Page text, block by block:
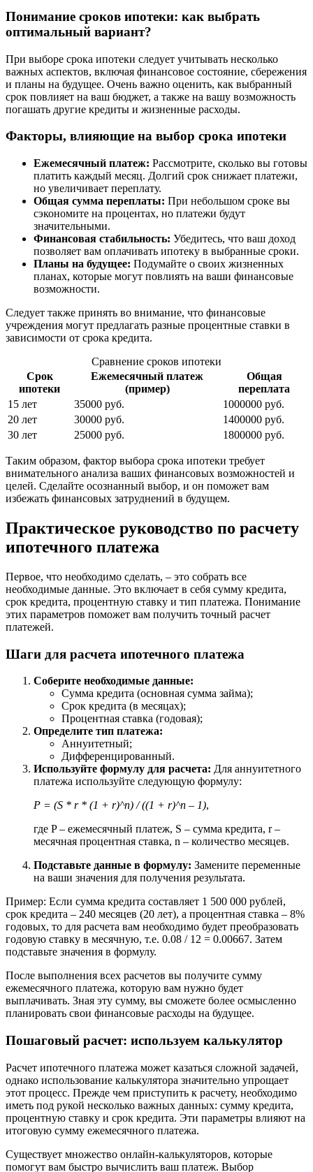
Понимание сроков ипотеки: как выбрать
оптимальный вариант?
При выборе срока ипотеки следует учитывать несколько
важных аспектов, включая финансовое состояние, сбережения
и планы на будущее. Очень важно оценить, как выбранный
срок повлияет на ваш бюджет, а также на вашу возможность
погашать другие кредиты и жизненные расходы.
Факторы, влияющие на выбор срока ипотеки
Ежемесячный платеж: Рассмотрите, сколько вы готовы
платить каждый месяц. Долгий срок снижает платежи,
но увеличивает переплату.
Общая сумма переплаты: При небольшом сроке вы
сэкономите на процентах, но платежи будут
значительными.
Финансовая стабильность: Убедитесь, что ваш доход
позволяет вам оплачивать ипотеку в выбранные сроки.
Планы на будущее: Подумайте о своих жизненных
планах, которые могут повлиять на ваши финансовые
возможности.
Следует также принять во внимание, что финансовые
учреждения могут предлагать разные процентные ставки в
зависимости от срока кредита.
Сравнение сроков ипотеки
Срок
ипотеки
Ежемесячный платеж
(пример)
Общая
переплата
15 лет
35000 руб.
1000000 руб.
20 лет
30000 руб.
1400000 руб.
30 лет
25000 руб. 1800000 руб.
Таким образом, фактор выбора срока ипотеки требует
внимательного анализа ваших финансовых возможностей и
целей. Сделайте осознанный выбор, и он поможет вам
избежать финансовых затруднений в будущем.
Практическое руководство по расчету
ипотечного платежа
Первое, что необходимо сделать, – это собрать все
необходимые данные. Это включает в себя сумму кредита,
срок кредита, процентную ставку и тип платежа. Понимание
этих параметров поможет вам получить точный расчет
платежей.
Шаги для расчета ипотечного платежа
Соберите необходимые данные:
Сумма кредита (основная сумма займа);
Срок кредита (в месяцах);
Процентная ставка (годовая);
Определите тип платежа:
Аннуитетный;
Дифференцированный.
Используйте формулу для расчета: Для аннуитетного
платежа используйте следующую формулу:
P = (S * r * (1 + r)^n) / ((1 + r)^n – 1),
где P – ежемесячный платеж, S – сумма кредита, r –
месячная процентная ставка, n – количество месяцев.
Подставьте данные в формулу: Замените переменные
на ваши значения для получения результата.
Пример: Если сумма кредита составляет 1 500 000 рублей,
срок кредита – 240 месяцев (20 лет), а процентная ставка – 8%
годовых, то для расчета вам необходимо будет преобразовать
годовую ставку в месячную, т.е. 0.08 / 12 = 0.00667. Затем
подставьте значения в формулу.
После выполнения всех расчетов вы получите сумму
ежемесячного платежа, которую вам нужно будет
выплачивать. Зная эту сумму, вы сможете более осмысленно
планировать свои финансовые расходы на будущее.
Пошаговый расчет: используем калькулятор
Расчет ипотечного платежа может казаться сложной задачей,
однако использование калькулятора значительно упрощает
этот процесс. Прежде чем приступить к расчету, необходимо
иметь под рукой несколько важных данных: сумму кредита,
процентную ставку и срок кредита. Эти параметры влияют на
итоговую сумму ежемесячного платежа.
Существует множество онлайн-калькуляторов, которые
помогут вам быстро вычислить ваш платеж. Выбор